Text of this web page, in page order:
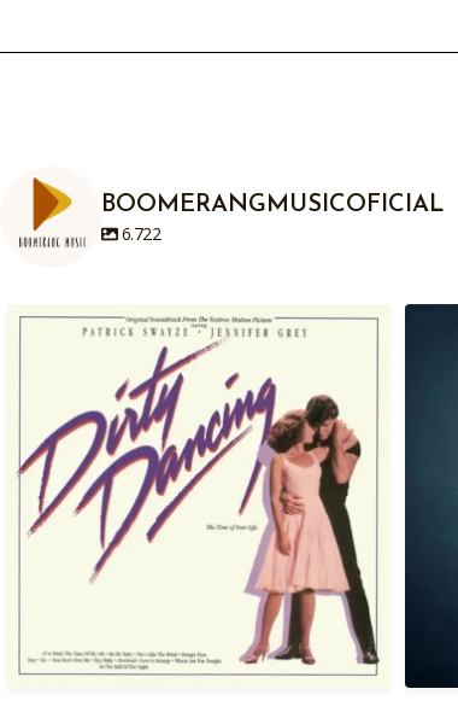
BOOMERANGMUSICOFICIAL
6.722
Em 04/08/1987, há exatamente anos atrás
era
1 0